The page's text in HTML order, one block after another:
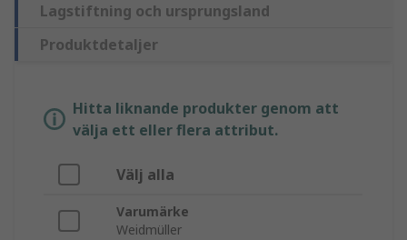
Lagstiftning och ursprungsland
Produktdetaljer
Hitta liknande produkter genom att
välja ett eller flera attribut.
Välj alla
Varumärke
Weidmüller